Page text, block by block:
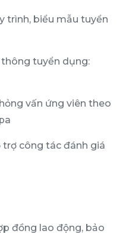
trình, biểu mẫu tuyển
tuyển dụng:
vấn ứng viên theo
trợ công tác đánh giá
đồng lao động, bảo